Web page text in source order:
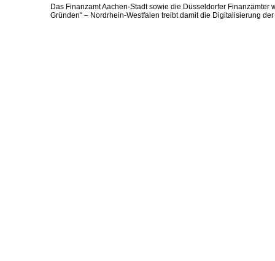
Das Finanzamt Aachen-Stadt sowie die Düsseldorfer
Gründen“ – Nordrhein-Westfalen treibt damit die Digitalisierung